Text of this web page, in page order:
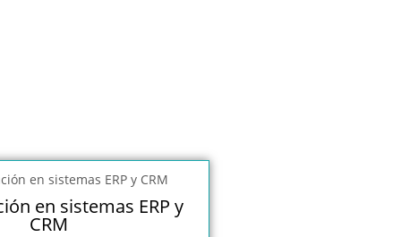
en sistemas ERP y
CRM